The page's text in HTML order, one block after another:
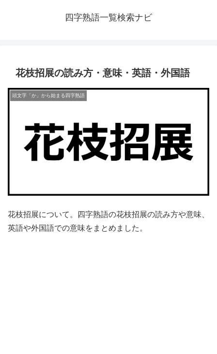
四字熟語一覧検索ナビ
花枝招展の読み方・意味・英語・外国語
頭文字「か」から始まる四字熟語
花枝招展について。四字熟語の花枝招展の読み方や意味、
英語や外国語での意味をまとめました。